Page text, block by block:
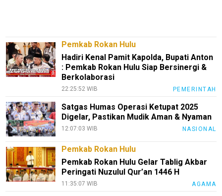
Pemkab Rokan Hulu
Hadiri Kenal Pamit Kapolda, Bupati Anton
: Pemkab Rokan Hulu Siap Bersinergi &
Berkolaborasi
22:25:52 WIB PEMERINTAH
Satgas Humas Operasi Ketupat 2025
Digelar, Pastikan Mudik Aman & Nyaman
12:07:03 WIB NASIONAL
Pemkab Rokan Hulu
Pemkab Rokan Hulu Gelar Tablig Akbar
Peringati Nuzulul Qur’an 1446 H
11:35:07 WIB AGAMA
EduBudaya
EduStyle
Tekno
Recipes
Loker
InfoKepri